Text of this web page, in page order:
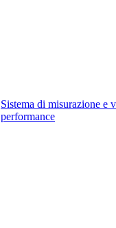
Sistema di misurazione e
performance